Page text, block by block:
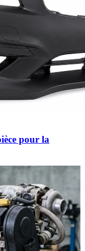
pour la